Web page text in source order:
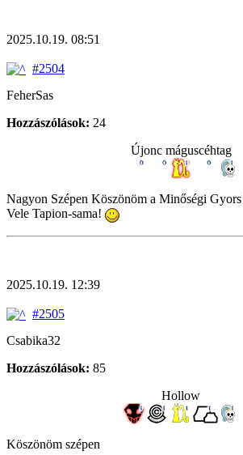
2025.10.19. 08:51
#2504
FeherSas
Hozzászólások: 24
Újonc máguscéhtag
Nagyon Szépen Köszönöm a Minőségi
Vele Tapion-sama!
2025.10.19. 12:39
#2505
Csabika32
Hozzászólások: 85
Hollow
Köszönöm szépen